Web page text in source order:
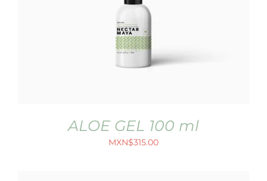
ALOE GEL 100 ml
MXN$315.00